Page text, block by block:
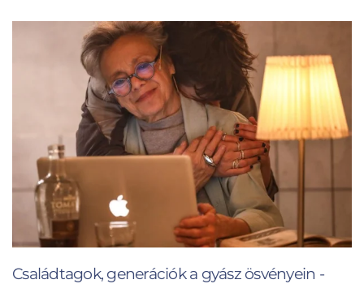
Családtagok, generációk a gyász ösvényein -